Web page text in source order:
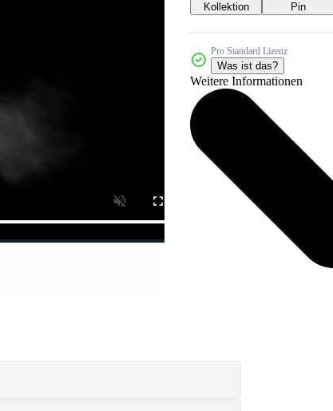
Kollektion Pin
Pro Standard Lizenz
Was ist das?
Weitere Informationen